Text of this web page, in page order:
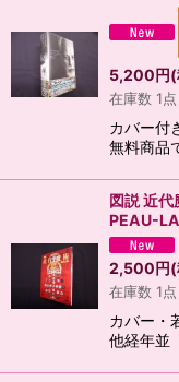
5,200円
在庫数 1点
カバー
無料商品
図説 近
PEAU-
2,500円
在庫数 1点
カバー・
他経年並